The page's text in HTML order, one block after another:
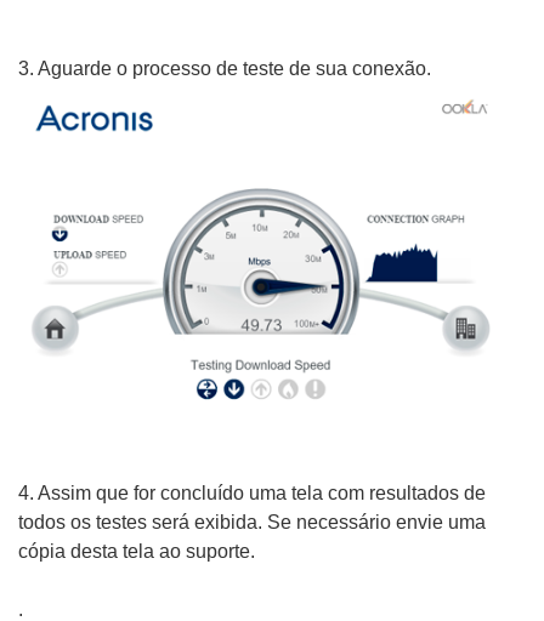
3. Aguarde o processo de teste de sua conexão.
4. Assim que for concluído uma tela com resultados de
todos os testes será exibida. Se necessário envie uma
cópia desta tela ao suporte.
.